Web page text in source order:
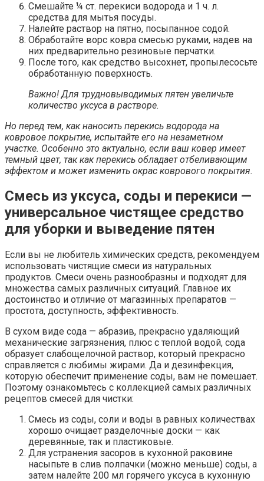
Смешайте ¼ ст. перекиси водорода и 1 ч. л.
средства для мытья посуды.
Налейте раствор на пятно, посыпанное содой.
Обработайте ворс ковра смесью руками, надев на
них предварительно резиновые перчатки.
После того, как средство высохнет, пропылесосьте
обработанную поверхность.
Важно! Для трудновыводимых пятен увеличьте
количество уксуса в растворе.
Но перед тем, как наносить перекись водорода на
ковровое покрытие, испытайте его на незаметном
участке. Особенно это актуально, если ваш ковер имеет
темный цвет, так как перекись обладает отбеливающим
эффектом и может изменить окрас коврового покрытия.
Смесь из уксуса, соды и перекиси —
универсальное чистящее средство
для уборки и выведение пятен
Если вы не любитель химических средств, рекомендуем
использовать чистящие смеси из натуральных
продуктов. Смеси очень разнообразны и подходят для
множества самых различных ситуаций. Главное их
достоинство и отличие от магазинных препаратов —
простота, доступность, эффективность.
В сухом виде сода — абразив, прекрасно удаляющий
механические загрязнения, плюс с теплой водой, сода
образует слабощелочной раствор, который прекрасно
справляется с любимы жирами. Да и дезинфекция,
которую обеспечит применение соды, вам не помешает.
Поэтому ознакомьтесь с коллекцией самых различных
рецептов смесей для чистки:
Смесь из соды, соли и воды в равных количествах
хорошо очищает разделочные доски — как
деревянные, так и пластиковые.
Для устранения засоров в кухонной раковине
насыпьте в слив полпачки (можно меньше) соды, а
затем налейте 200 мл горячего уксуса в кухонную